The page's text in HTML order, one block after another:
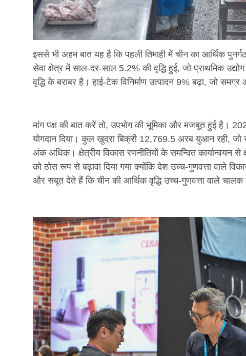
इससे भी अहम बात यह है कि पहली तिमाही में चीन का आर्थिक
सेवा क्षेत्र में साल-दर-साल 5.2% की वृद्धि हुई, जो प्राथमिक
वृद्धि के बराबर है। हाई-टेक विनिर्माण उत्पादन 9% बढ़ा, जो
मांग पक्ष की बात करें तो, उपभोग की भूमिका और मजबूत हुई है।
योगदान दिया। कुल खुदरा बिक्री 12,769.5 अरब युआन रही,
अंक अधिक। क्षेत्रीय विकास रणनीतियों के समन्वित कार्यान्वयन
को ठोस रूप से बढ़ावा दिया गया क्योंकि देश उच्च-गुणवत्ता वाले
और सबूत देते हैं कि चीन की आर्थिक वृद्धि उच्च-गुणवत्ता वाले चालक